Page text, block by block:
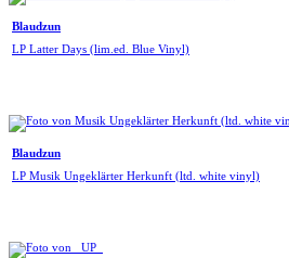
Blaudzun
LP Latter Days (lim.ed. Blue Vinyl)
Blaudzun
LP Musik Ungeklärter Herkunft (ltd. white vinyl)